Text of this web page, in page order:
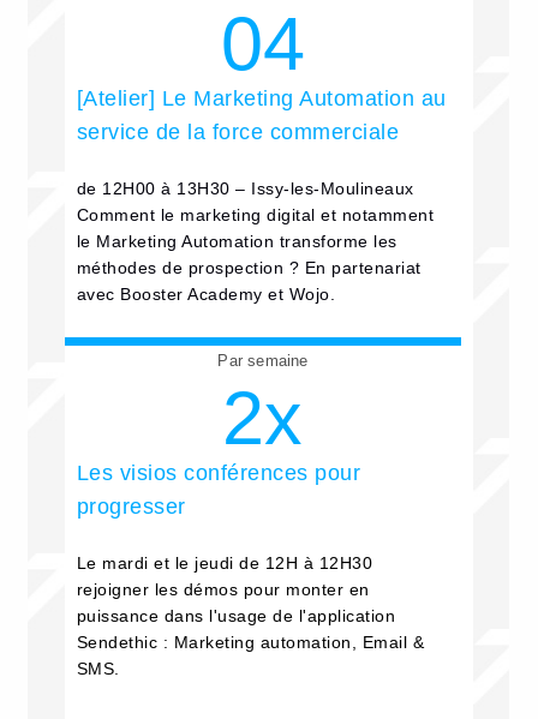
04
[Atelier] Le Marketing Automation au
service de la force commerciale
de 12H00 à 13H30 – Issy-les-Moulineaux
Comment le marketing digital et notamment
le Marketing Automation transforme les
méthodes de prospection ? En partenariat
avec Booster Academy et Wojo.
Par semaine
2x
Les visios conférences pour
progresser
Le mardi et le jeudi de 12H à 12H30
rejoigner les démos pour monter en
puissance dans l'usage de l'application
Sendethic : Marketing automation, Email &
SMS.